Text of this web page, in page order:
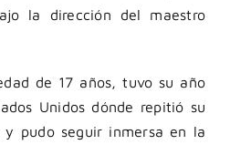
la dirección del maestro
de 17 años, tuvo su año
Unidos dónde repitió su
pudo seguir inmersa en la